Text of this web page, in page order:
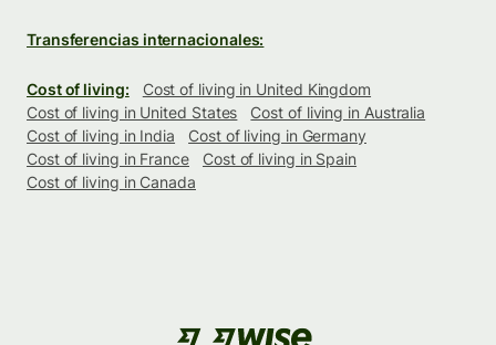
Transferencias internacionales:
Cost of living:
Cost of living in United Kingdom
Cost of living in United States
Cost of living in Australia
Cost of living in India
Cost of living in Germany
Cost of living in France
Cost of living in Spain
Cost of living in Canada